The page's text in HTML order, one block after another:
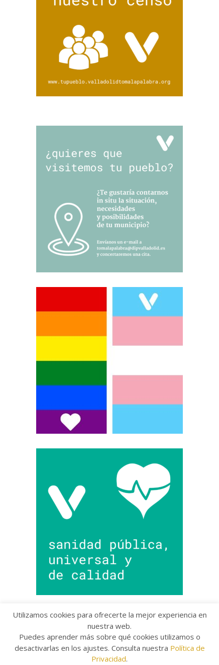
Copyright © 2022 Grupo Provincial Toma la Palabra
Aviso legal /Política de Privacidad/Política de
Cookies
Utilizamos cookies para ofrecerte la mejor experiencia en
nuestra web.
Puedes aprender más sobre qué cookies utilizamos o
desactivarlas en los ajustes. Consulta nuestra Política de
Privacidad.